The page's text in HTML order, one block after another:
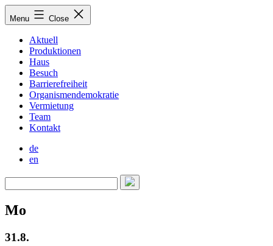
Skip
toMenu Close
Aktuell
Produktionen
Haus
Besuch
Barrierefreiheit
Organismendemokratie
Vermietung
Team
Kontakt
de
en
Mo
31.8.